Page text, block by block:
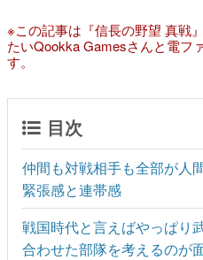
※この記事は『信長の野望 真戦
たいQookka Gamesさんと電フ
す。
目次
仲間も対戦相手も全部が人
緊張感と連帯感
戦国時代と言えばやっぱり
合わせた部隊を考えるのが